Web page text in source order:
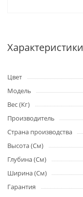
Характеристики
Цвет
Модель
Вес (Кг)
Производитель
Страна производства
Высота (См)
Глубина (См)
Ширина (См)
Гарантия